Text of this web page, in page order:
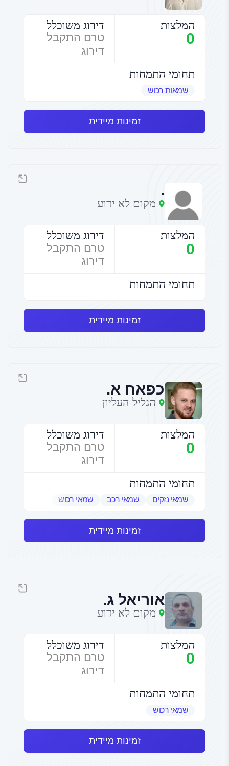
המלצות
0
דירוג משוכלל
טרם התקבל
דירוג
תחומי התמחות
שמאות רכוש
זמינות מיידית
.
מקום לא ידוע
המלצות
0
דירוג משוכלל
טרם התקבל
דירוג
תחומי התמחות
זמינות מיידית
כפאח א.
הגליל העליון
המלצות
0
דירוג משוכלל
טרם התקבל
דירוג
תחומי התמחות
שמאי נזקים שמאי רכב שמאי רכוש
זמינות מיידית
אוריאל ג.
מקום לא ידוע
המלצות
0
דירוג משוכלל
טרם התקבל
דירוג
תחומי התמחות
שמאי רכוש
זמינות מיידית